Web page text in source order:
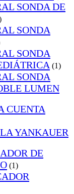
SONDA DE
SONDA
SONDA
(1)
SONDA
LUMEN
CUENTA
YANKAUER
DE
(1)